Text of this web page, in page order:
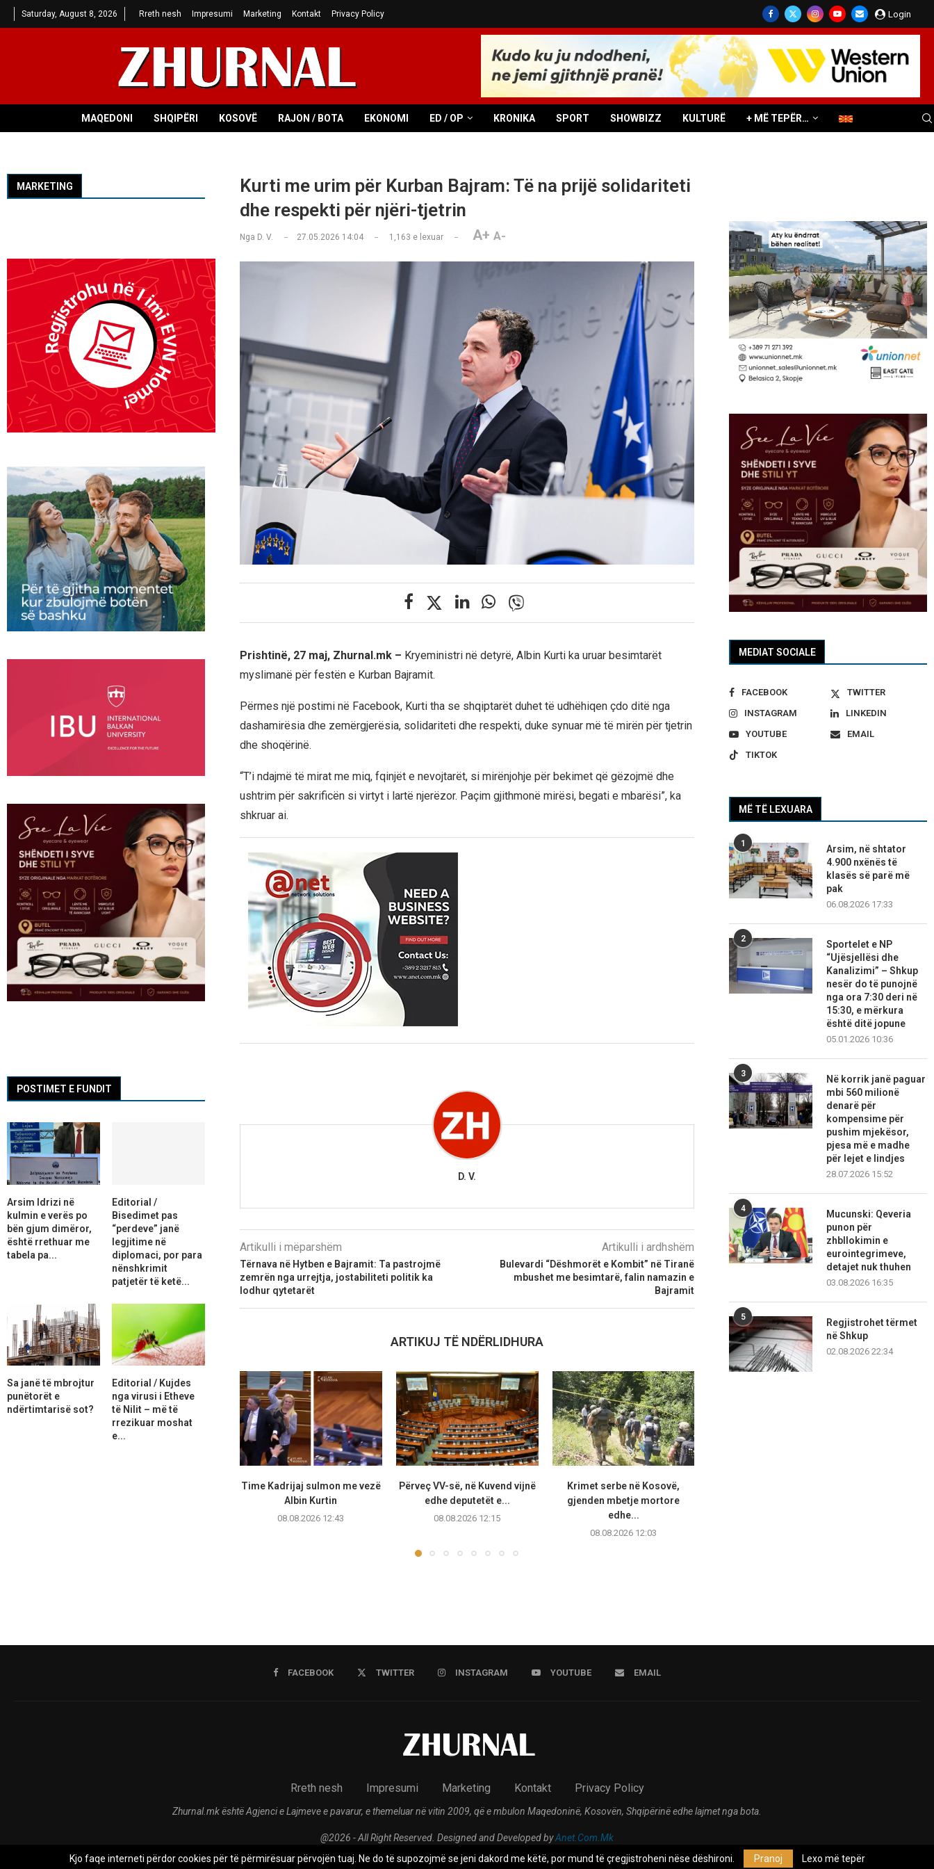
Saturday, August 8, 2026 Rreth nesh Impresumi Marketing Kontakt Privacy Policy Login
MAQEDONI SHQIPËRI KOSOVË RAJON / BOTA EKONOMI ED / OP KRONIKA SPORT SHOWBIZZ KULTURË + MË TEPËR…
Kurti me urim për Kurban Bajram: Të na prijë solidariteti
dhe respekti për njëri-tjetrin
Nga D. V. 27.05.2026 14:04 1,163 e lexuar A+ A-
Prishtinë, 27 maj, Zhurnal.mk – Kryeministri në detyrë, Albin Kurti ka uruar besimtarët
myslimanë për festën e Kurban Bajramit.
Përmes një postimi në Facebook, Kurti tha se shqiptarët duhet të udhëhiqen çdo ditë nga
dashamirësia dhe zemërgjerësia, solidariteti dhe respekti, duke synuar më të mirën për tjetrin
dhe shoqërinë.
“T’i ndajmë të mirat me miq, fqinjët e nevojtarët, si mirënjohje për bekimet që gëzojmë dhe
ushtrim për sakrificën si virtyt i lartë njerëzor. Paçim gjithmonë mirësi, begati e mbarësi”, ka
shkruar ai.
D. V.
Artikulli i mëparshëm
Tërnava në Hytben e Bajramit: Ta pastrojmë
zemrën nga urrejtja, jostabiliteti politik ka
lodhur qytetarët
Artikulli i ardhshëm
Bulevardi “Dëshmorët e Kombit” në Tiranë
mbushet me besimtarë, falin namazin e
Bajramit
ARTIKUJ TË NDËRLIDHURA
Time Kadrijaj sulmon me vezë
Albin Kurtin
08.08.2026 12:43
Përveç VV-së, në Kuvend vijnë
edhe deputetët e...
08.08.2026 12:15
Krimet serbe në Kosovë,
gjenden mbetje mortore
edhe...
08.08.2026 12:03
MEDIAT SOCIALE
FACEBOOK
TWITTER
INSTAGRAM
LINKEDIN
YOUTUBE
EMAIL
TIKTOK
MË TË LEXUARA
1
Arsim, në shtator
4.900 nxënës të
klasës së parë më
pak
06.08.2026 17:33
2
Sportelet e NP
“Ujësjellësi dhe
Kanalizimi” – Shkup
nesër do të punojnë
nga ora 7:30 deri në
15:30, e mërkura
është ditë jopune
05.01.2026 10:36
3
Në korrik janë paguar
mbi 560 milionë
denarë për
kompensime për
pushim mjekësor,
pjesa më e madhe
për lejet e lindjes
28.07.2026 15:52
4
Mucunski: Qeveria
punon për
zhbllokimin e
eurointegrimeve,
detajet nuk thuhen
03.08.2026 16:35
5
Regjistrohet tërmet
në Shkup
02.08.2026 22:34
MARKETING
POSTIMET E FUNDIT
Arsim Idrizi në
kulmin e verës po
bën gjum dimëror,
është rrethuar me
tabela pa...
Editorial /
Bisedimet pas
“perdeve” janë
legjitime në
diplomaci, por para
nënshkrimit
patjetër të ketë...
Sa janë të mbrojtur
punëtorët e
ndërtimtarisë sot?
Editorial / Kujdes
nga virusi i Etheve
të Nilit – më të
rrezikuar moshat
e...
FACEBOOK TWITTER INSTAGRAM YOUTUBE EMAIL
Rreth nesh Impresumi Marketing Kontakt Privacy Policy
Zhurnal.mk është Agjenci e Lajmeve e pavarur, e themeluar në vitin 2009, që e mbulon Maqedoninë, Kosovën, Shqipërinë edhe lajmet nga bota.
@2026 - All Right Reserved. Designed and Developed byAnet.Com.Mk
Kjo faqe interneti përdor cookies për të përmirësuar përvojën tuaj. Ne do të supozojmë se jeni dakord me këtë, por mund të çregjistroheni nëse dëshironi.
Pranoj Lexo më tepër